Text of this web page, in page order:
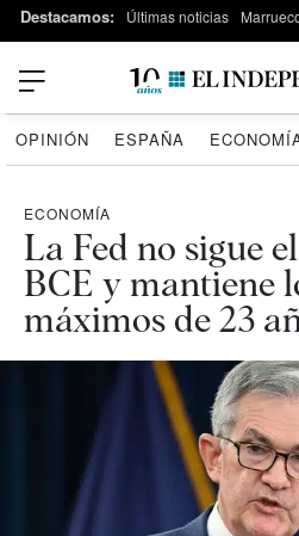
Destacamos: Últimas noticias
OPINIÓN ESPAÑA
ECONOMÍA
La Fed no sigue
BCE y mantiene
máximos de 23